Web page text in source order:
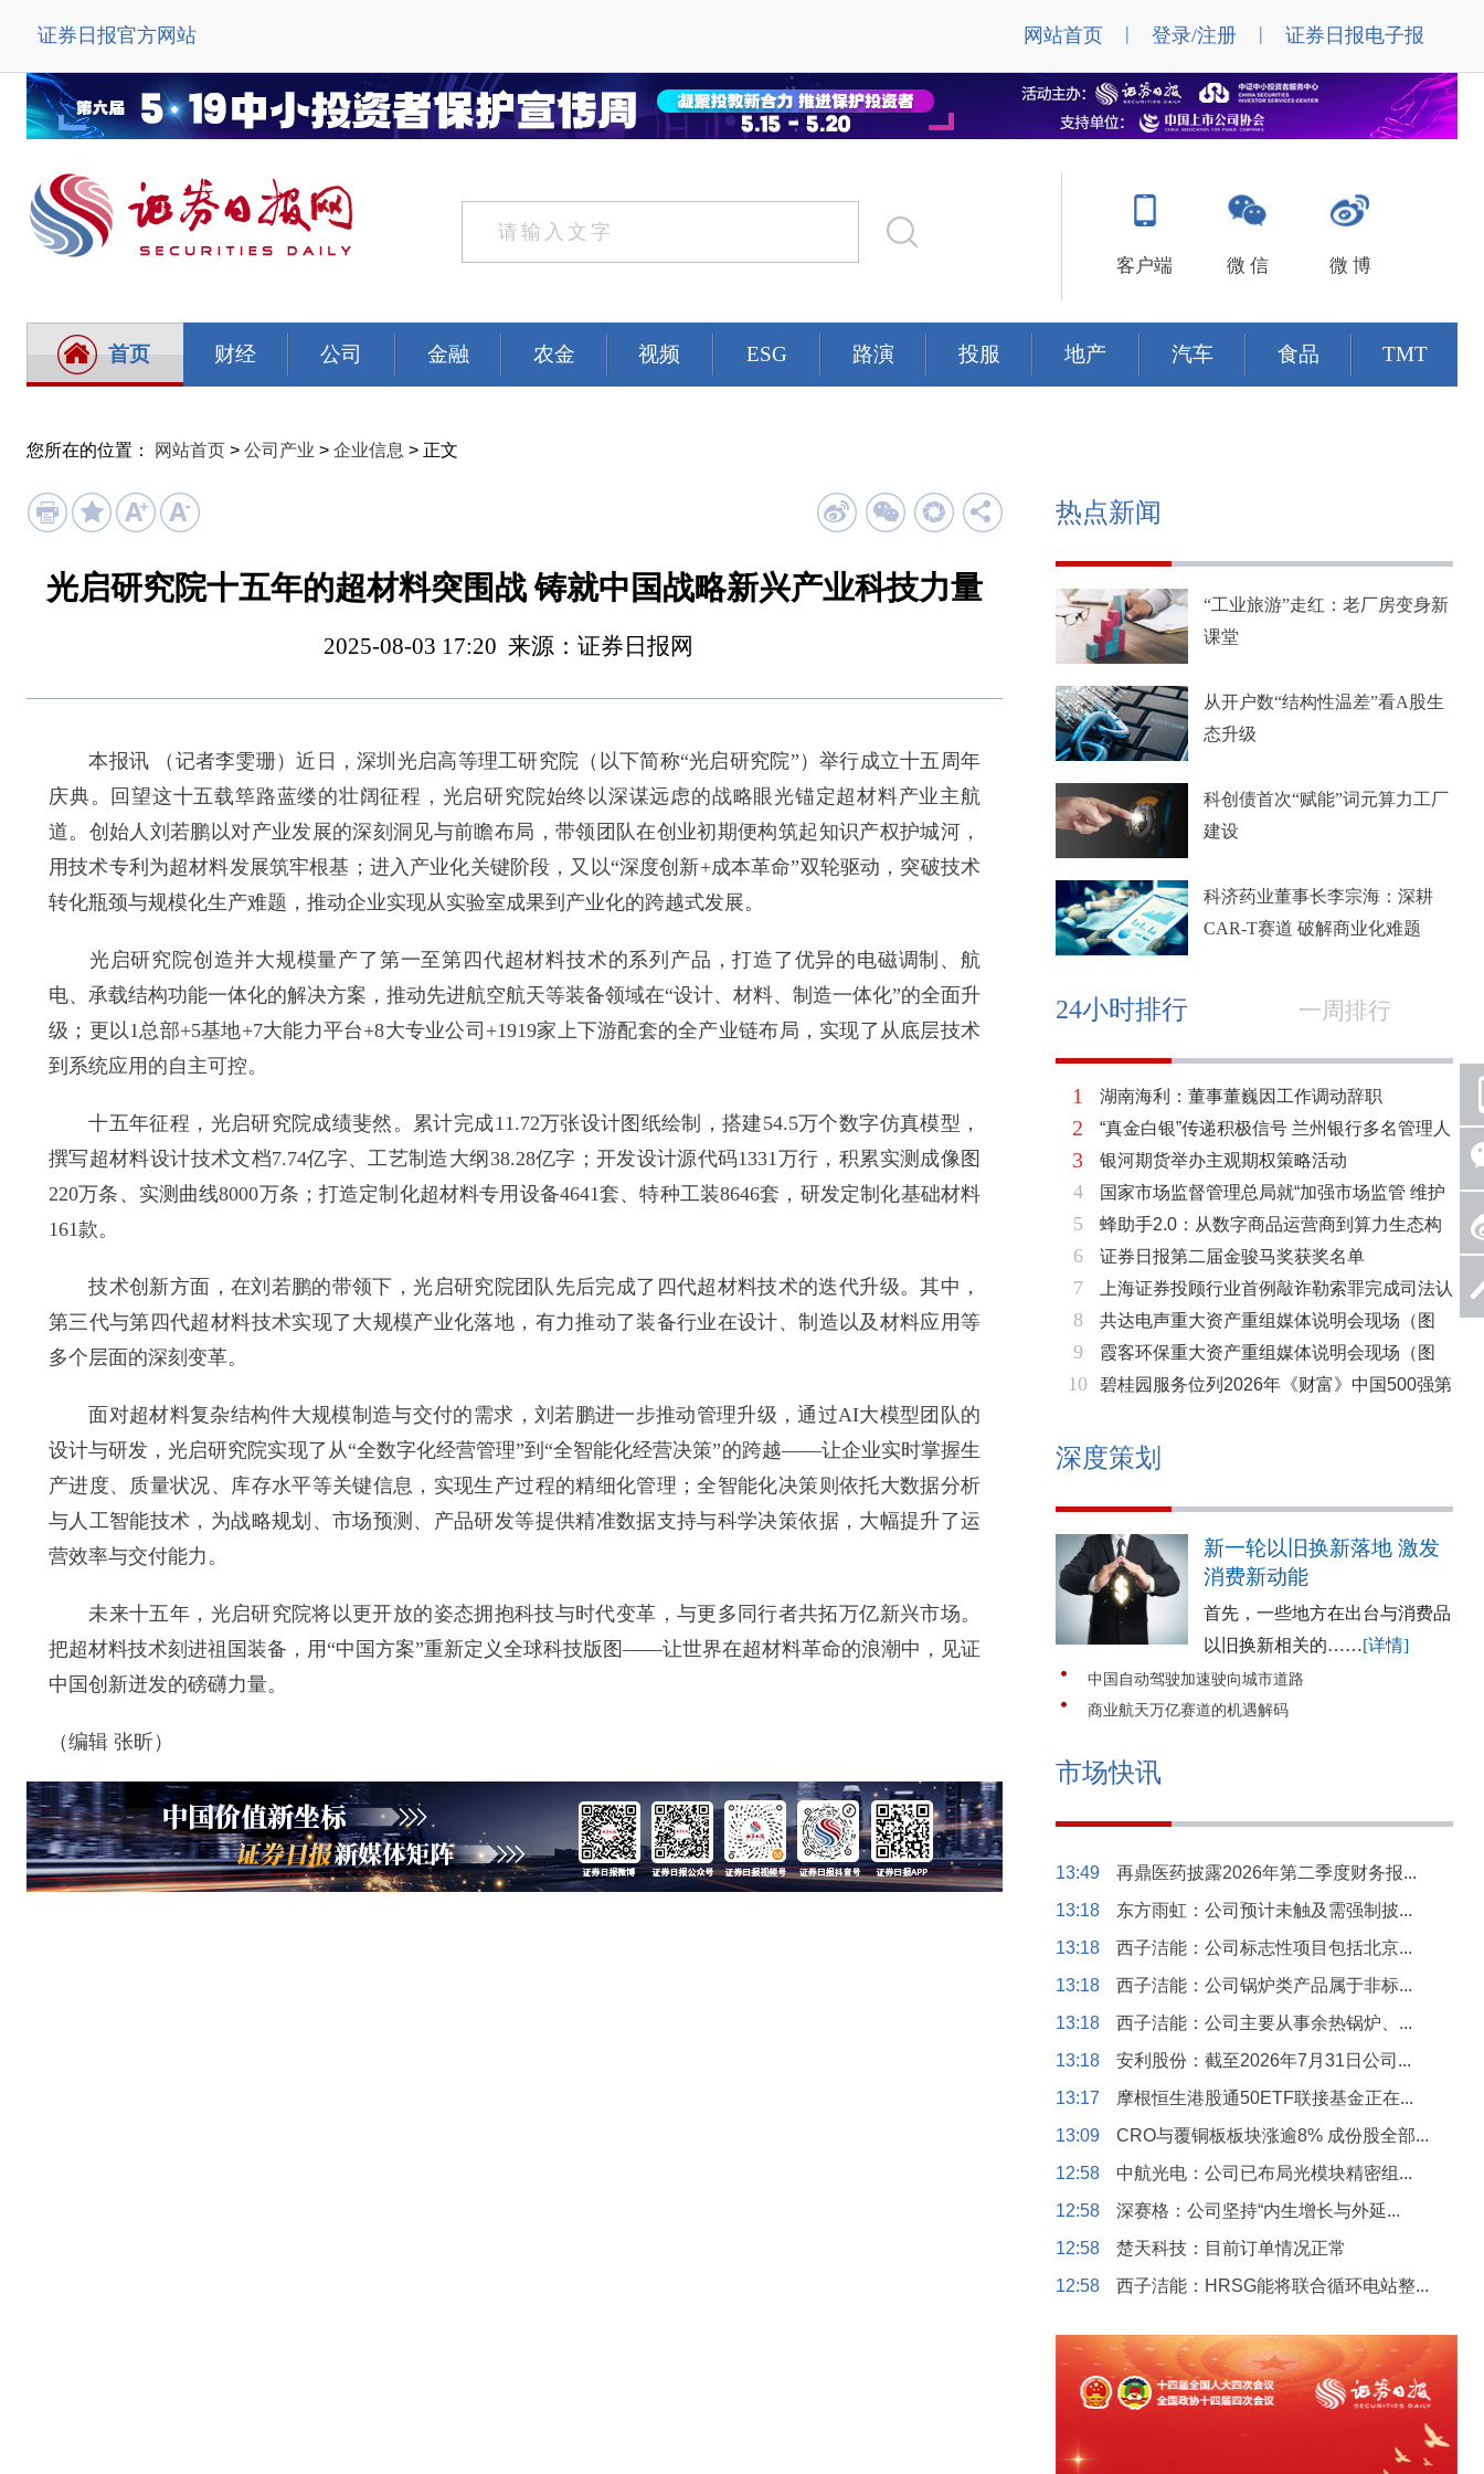
证券日报官方网站 网站首页 | 登录/注册 | 证券日报电子报
客户端 微 信 微 博
首页 财经 公司 金融 农金 视频 ESG 路演 投服 地产 汽车 食品 TMT
您所在的位置： 网站首页 > 公司产业 > 企业信息 > 正文
光启研究院十五年的超材料突围战 铸就中国战略新兴产业科技力量
2025-08-03 17:20 来源：证券日报网
本报讯 （记者李雯珊）近日，深圳光启高等理工研究院‌（以下简称“光启研究院”）举行成立十五周年
庆典。回望这十五载筚路蓝缕的壮阔征程，光启研究院始终以深谋远虑的战略眼光锚定超材料产业主航
道。创始人刘若鹏以对产业发展的深刻洞见与前瞻布局，带领团队在创业初期便构筑起知识产权护城河，
用技术专利为超材料发展筑牢根基；进入产业化关键阶段，又以“深度创新+成本革命”双轮驱动，突破技术
转化瓶颈与规模化生产难题，推动企业实现从实验室成果到产业化的跨越式发展。
光启研究院创造并大规模量产了第一至第四代超材料技术的系列产品，打造了优异的电磁调制、航
电、承载结构功能一体化的解决方案，推动先进航空航天等装备领域在“设计、材料、制造一体化”的全面升
级；更以1总部+5基地+7大能力平台+8大专业公司+1919家上下游配套的全产业链布局，实现了从底层技术
到系统应用的自主可控。
十五年征程，光启研究院成绩斐然。累计完成11.72万张设计图纸绘制，搭建54.5万个数字仿真模型，
撰写超材料设计技术文档7.74亿字、工艺制造大纲38.28亿字；开发设计源代码1331万行，积累实测成像图
220万条、实测曲线8000万条；打造定制化超材料专用设备4641套、特种工装8646套，研发定制化基础材料
161款。
技术创新方面，在刘若鹏的带领下，光启研究院团队先后完成了四代超材料技术的迭代升级。其中，
第三代与第四代超材料技术实现了大规模产业化落地，有力推动了装备行业在设计、制造以及材料应用等
多个层面的深刻变革。
面对超材料复杂结构件大规模制造与交付的需求，刘若鹏进一步推动管理升级，通过AI大模型团队的
设计与研发，光启研究院实现了从“全数字化经营管理”到“全智能化经营决策”的跨越——让企业实时掌握生
产进度、质量状况、库存水平等关键信息，实现生产过程的精细化管理；全智能化决策则依托大数据分析
与人工智能技术，为战略规划、市场预测、产品研发等提供精准数据支持与科学决策依据，大幅提升了运
营效率与交付能力。
未来十五年，光启研究院将以更开放的姿态拥抱科技与时代变革，与更多同行者共拓万亿新兴市场。
把超材料技术刻进祖国装备，用“中国方案”重新定义全球科技版图——让世界在超材料革命的浪潮中，见证
中国创新迸发的磅礴力量。
（编辑 张昕）
热点新闻
“工业旅游”走红：老厂房变身新
课堂
从开户数“结构性温差”看A股生
态升级
科创债首次“赋能”词元算力工厂
建设
科济药业董事长李宗海：深耕
CAR-T赛道 破解商业化难题
24小时排行 一周排行
1
2
3
4
5
6
7
8
9
10
湖南海利：董事董巍因工作调动辞职
“真金白银”传递积极信号 兰州银行多名管理人
员拟增持公司股份不低于600万元
银河期货举办主观期权策略活动
国家市场监督管理总局就“加强市场监管 维护
市场秩序”答记者问
蜂助手2.0：从数字商品运营商到算力生态构
建者的跃迁
证券日报第二届金骏马奖获奖名单
上海证券投顾行业首例敲诈勒索罪完成司法认
定 司法机关重拳打击“职业索赔人”
共达电声重大资产重组媒体说明会现场（图
片）
霞客环保重大资产重组媒体说明会现场（图
片）
碧桂园服务位列2026年《财富》中国500强第
深度策划
新一轮以旧换新落地 激发
消费新动能
首先，一些地方在出台与消费品
以旧换新相关的……[详情]
中国自动驾驶加速驶向城市道路
商业航天万亿赛道的机遇解码
市场快讯
13:49
再鼎医药披露2026年第二季度财务报...
13:18
东方雨虹：公司预计未触及需强制披...
13:18
西子洁能：公司标志性项目包括北京...
13:18
西子洁能：公司锅炉类产品属于非标...
13:18
西子洁能：公司主要从事余热锅炉、...
13:18
安利股份：截至2026年7月31日公司...
13:17
摩根恒生港股通50ETF联接基金正在...
13:09
CRO与覆铜板板块涨逾8% 成份股全部...
12:58
中航光电：公司已布局光模块精密组...
12:58
深赛格：公司坚持“内生增长与外延...
12:58
楚天科技：目前订单情况正常
12:58
西子洁能：HRSG能将联合循环电站整...